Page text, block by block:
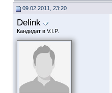
09.02.2011, 23:20
Delink
Кандидат в V.I.P.